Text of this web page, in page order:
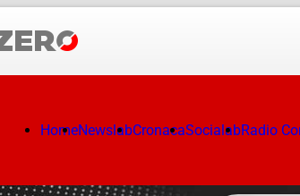
HomeNewslabCronacaSocialabRadio